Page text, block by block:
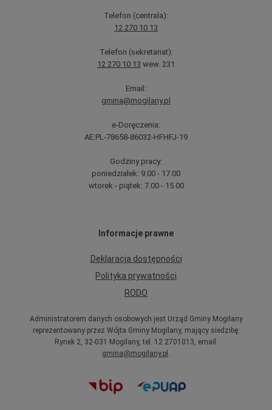
Telefon (centrala):
12 270 10 13
Telefon (sekretariat):
12 270 10 13 wew. 231
Email:
gmina@mogilany.pl
e-Doręczenia:
AE:PL-78658-86032-HFHFJ-19
Godziny pracy:
poniedziałek: 9.00 - 17.00
wtorek - piątek: 7.00 - 15.00
Informacje prawne
Deklaracja dostępności
Polityka prywatności
RODO
Administratorem danych osobowych jest Urząd Gminy Mogilany
reprezentowany przez Wójta Gminy Mogilany, mający siedzibę:
Rynek 2, 32-031 Mogilany, tel. 12 2701013, email:
gmina@mogilany.pl .